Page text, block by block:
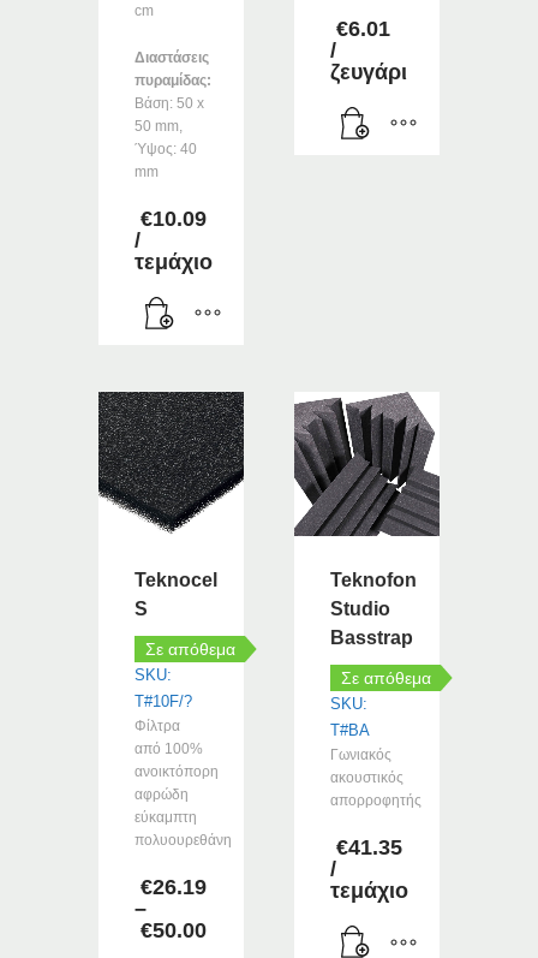
cm
Διαστάσεις
πυραμίδας:
Βάση: 50 x
50 mm,
Ύψος: 40
mm
€10.09
/
τεμάχιο
€6.01
/
ζευγάρι
Teknocel
S
Σε απόθεμα
SKU:
T#10F/?
Φίλτρα
από 100%
ανοικτόπορη
αφρώδη
εύκαμπτη
πολυουρεθάνη
€26.19
–
€50.00
Teknofon
Studio
Basstrap
Σε απόθεμα
SKU:
T#BA
Γωνιακός
ακουστικός
απορροφητής
€41.35
/
τεμάχιο